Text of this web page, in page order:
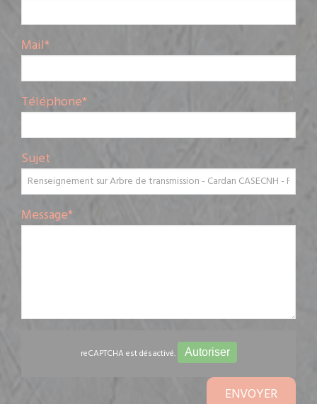
Mail*
Téléphone*
Sujet
Message*
reCAPTCHA est désactivé. Autoriser
ENVOYER